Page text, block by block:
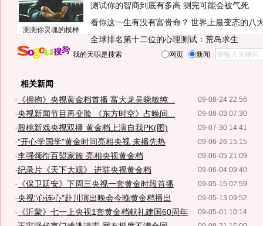
测测你灵魂的模样
测试你的智商到底有多高 测完可能会被气死
看你这一生有没有富贵命？ 世界上最变态的八
全球排名第十二位的心理测试：荒岛求生
我的天职是搜索 网页 新闻
相关新闻
09-08-24 22:56
· 《拥抱》央视黄金档首播 富大龙吴晓敏纯...
09-08-03 07:30
·央视新闻节目再变脸 《东方时空》占晚间...
09-07-30 14:41
·殷桃新戏央视双播 黄金档上演自我PK(图)
09-06-26 15:15
·"开心学国学"黄金时间亮相央视 未播先热
09-06-05 21:09
·李强领衔百盟家族 亮相央视黄金档
09-06-04 09:40
·纪录片《天下大观》 进驻央视黄金档
09-05-15 07:59
· 《保卫延安》下周三央视一套黄金时段首播
09-05-13 09:52
·央视"心连心"赴川演出晚会今晚黄金档播出
09-05-01 10:14
· 《沂蒙》七一上央视1套黄金档献礼建国60周年